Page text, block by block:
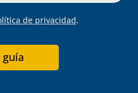
de privacidad.
guía